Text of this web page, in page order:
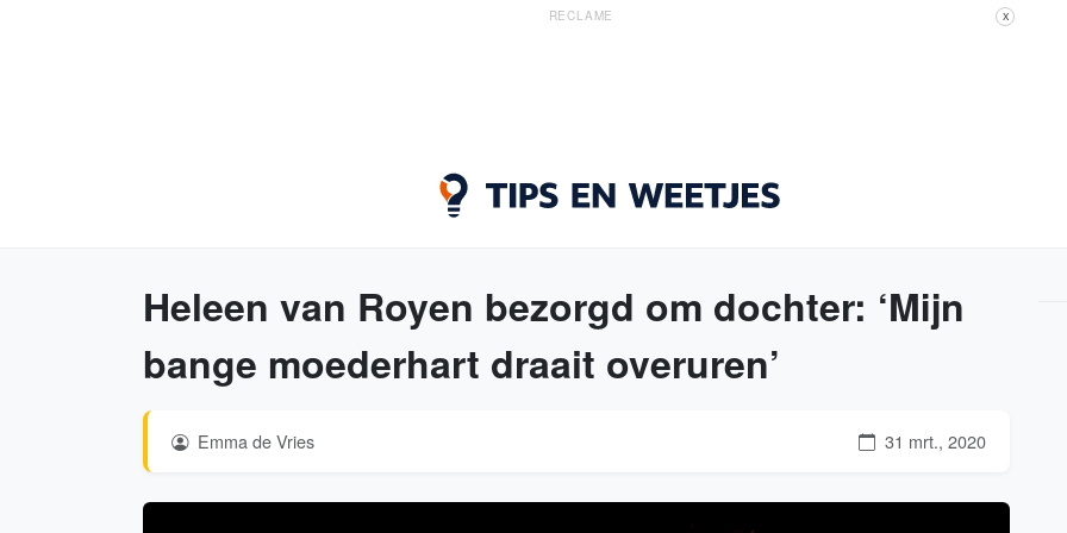
RECLAME X
Heleen van Royen bezorgd om dochter: ‘Mijn
bange moederhart draait overuren’
Emma de Vries 31 mrt., 2020